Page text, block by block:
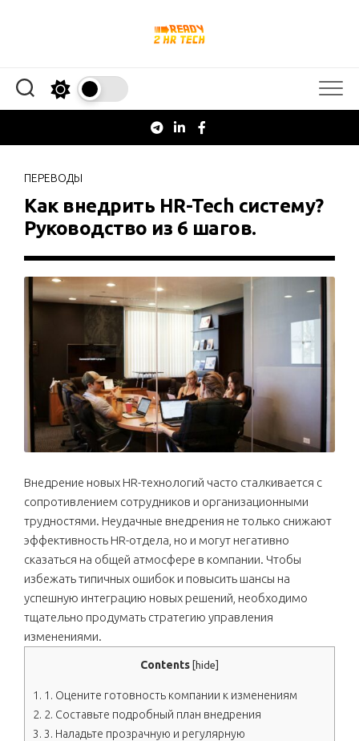
ПЕРЕВОДЫ
Как внедрить HR-Tech систему?
Руководство из 6 шагов.
Внедрение новых HR-технологий часто сталкивается с
сопротивлением сотрудников и организационными
трудностями. Неудачные внедрения не только снижают
эффективность HR-отдела, но и могут негативно
сказаться на общей атмосфере в компании. Чтобы
избежать типичных ошибок и повысить шансы на
успешную интеграцию новых решений, необходимо
тщательно продумать стратегию управления
изменениями.
Contents [hide]
1. 1. Оцените готовность компании к изменениям
2. 2. Составьте подробный план внедрения
3. 3. Наладьте прозрачную и регулярную